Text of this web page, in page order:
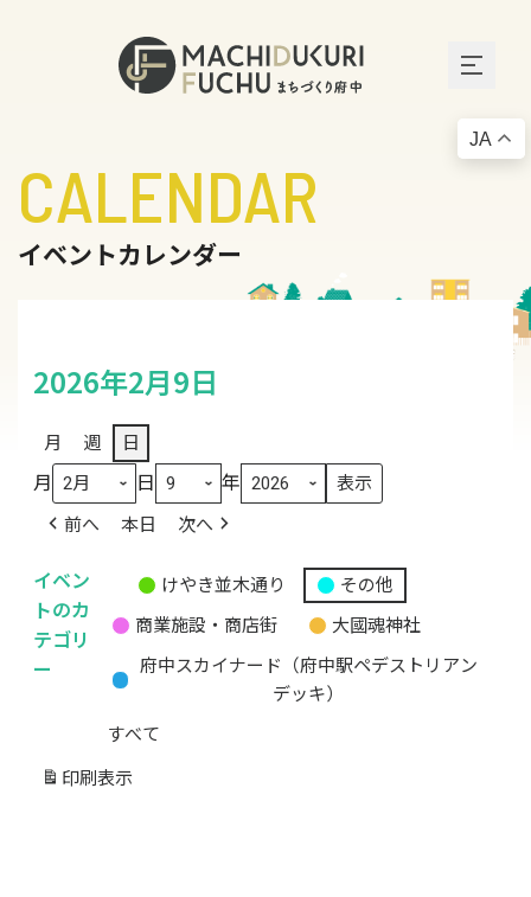
CALENDAR
イベントカレンダー
2026年2月9日
月 週 日
月 日 年
前へ 本日 次へ
イベン
トのカ
テゴリ
ー
題
カ
ゴ
リ
けやき並木通り
その他
商業施設・商店街
大國魂神社
府中スカイナード（府中駅ペデストリアン
デッキ）
すべて
印刷 表示
JA